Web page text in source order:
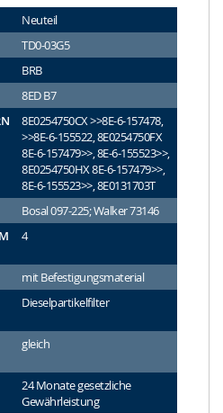
Neuteil
TD0-03G5
BRB
8ED B7
8E0254750CX >>8E-6-157478,
>>8E-6-155522, 8E0254750FX
8E-6-157479>>, 8E-6-155523>>,
8E0254750HX 8E-6-157479>>,
8E-6-155523>>, 8E0131703T
Bosal 097-225; Walker 73146
4
mit Befestigungsmaterial
Dieselpartikelfilter
gleich
24 Monate gesetzliche
Gewährleistung